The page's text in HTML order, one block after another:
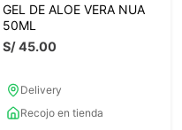
GEL DE ALOE VERA NUA
50ML
S/45.00
Delivery
Recojo en tienda